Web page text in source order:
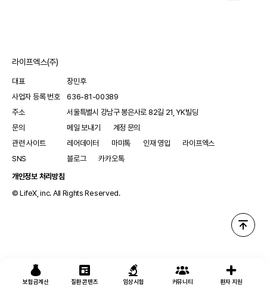
보험금계산 질환 콘텐츠 임상시험 커뮤니티 환자 지원
라이프엑스(주)
대표
장민후
사업자 등록 번호
636-81-00389
주소
서울특별시 강남구 봉은사로 82길 21, YK빌딩
문의
메일 보내기
계정 문의
관련 사이트
레어데이터 마미톡 인재 영입
라이프엑스
SNS
블로그
카카오톡
개인정보 처리방침
© LifeX, inc. All Rights Reserved.